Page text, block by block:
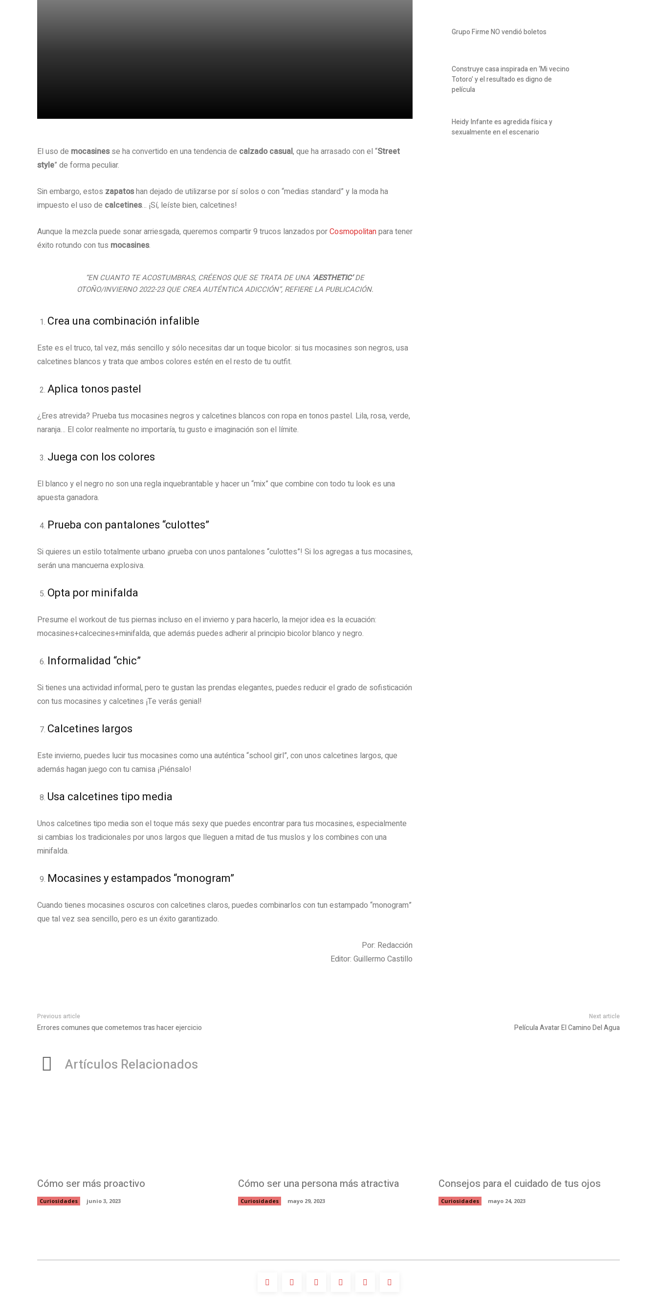
El uso de mocasinesse ha convertido en una tendencia de calzado casual, que ha arrasado con el “Street
style” de forma peculiar.
Sin embargo, estos zapatoshan dejado de utilizarse por sí solos o con “medias standard” y la moda ha
impuesto el uso de calcetines… ¡Sí, leíste bien, calcetines!
Aunque la mezcla puede sonar arriesgada, queremos compartir 9 trucos lanzados porCosmopolitanpara tener
éxito rotundo con tus mocasines.
“EN CUANTO TE ACOSTUMBRAS, CRÉENOS QUE SE TRATA DE UNA ‘ AESTHETIC’DE
OTOÑO/INVIERNO 2022-23 QUE CREA AUTÉNTICA ADICCIÓN”, REFIERE LA PUBLICACIÓN.
Crea una combinación infalible
Este es el truco, tal vez, más sencillo y sólo necesitas dar un toque bicolor: si tus mocasines son negros, usa
calcetines blancos y trata que ambos colores estén en el resto de tu outfit.
Aplica tonos pastel
¿Eres atrevida? Prueba tus mocasines negros y calcetines blancos con ropa en tonos pastel. Lila, rosa, verde,
naranja… El color realmente no importaría, tu gusto e imaginación son el límite.
Juega con los colores
El blanco y el negro no son una regla inquebrantable y hacer un “mix” que combine con todo tu look es una
apuesta ganadora.
Prueba con pantalones “culottes”
Si quieres un estilo totalmente urbano ¡prueba con unos pantalones “culottes”! Si los agregas a tus mocasines,
serán una mancuerna explosiva.
Opta por minifalda
Presume el workout de tus piernas incluso en el invierno y para hacerlo, la mejor idea es la ecuación:
mocasines+calcecines+minifalda, que además puedes adherir al principio bicolor blanco y negro.
Informalidad “chic”
Si tienes una actividad informal, pero te gustan las prendas elegantes, puedes reducir el grado de sofisticación
con tus mocasines y calcetines ¡Te verás genial!
Calcetines largos
Este invierno, puedes lucir tus mocasines como una auténtica “school girl”, con unos calcetines largos, que
además hagan juego con tu camisa ¡Piénsalo!
Usa calcetines tipo media
Unos calcetines tipo media son el toque más sexy que puedes encontrar para tus mocasines, especialmente
si cambias los tradicionales por unos largos que lleguen a mitad de tus muslos y los combines con una
minifalda.
Mocasines y estampados “monogram”
Cuando tienes mocasines oscuros con calcetines claros, puedes combinarlos con tun estampado “monogram”
que tal vez sea sencillo, pero es un éxito garantizado.
Por: Redacción
Editor: Guillermo Castillo
Grupo Firme NO vendió boletos
Construye casa inspirada en ‘Mi vecino
Totoro’ y el resultado es digno de
película
Heidy Infante es agredida física y
sexualmente en el escenario
Previous article
Errores comunes que cometemos tras hacer ejercicio
Next article
Película Avatar El Camino Del Agua
Artículos Relacionados
Cómo ser más proactivo
Curiosidades junio 3, 2023
Cómo ser una persona más atractiva
Curiosidades mayo 29, 2023
Consejos para el cuidado de tus ojos
Curiosidades mayo 24, 2023